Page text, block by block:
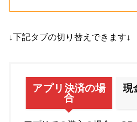
↓下記タブの切り替えできます↓
アプリ決済の場
合
現